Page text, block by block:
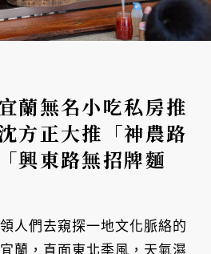
蘭無名小吃私房推
方正大推「神農路
興東路無招牌麵
人們去窺探一地文化脈絡的
蘭，直面東北季風，天氣濕